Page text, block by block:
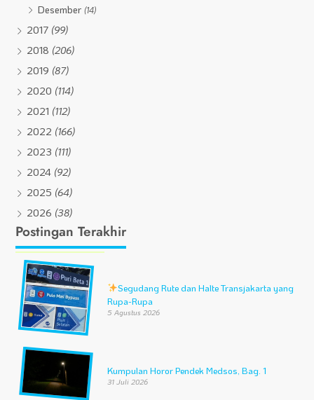
Desember(14)
2017 (99)
2018 (206)
2019 (87)
2020 (114)
2021 (112)
2022 (166)
2023 (111)
2024 (92)
2025 (64)
2026 (38)
Postingan Terakhir
Segudang Rute dan Halte Transjakarta yang
Rupa-Rupa
5 Agustus 2026
Kumpulan Horor Pendek Medsos, Bag. 1
31 Juli 2026